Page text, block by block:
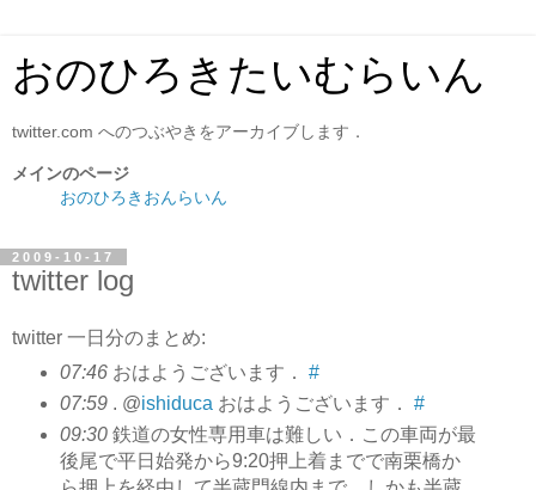
おのひろきたいむらいん
twitter.com へのつぶやきをアーカイブします．
メインのページ
おのひろきおんらいん
2009-10-17
twitter log
twitter 一日分のまとめ:
07:46おはようございます． #
07:59. @ishiduca おはようございます． #
09:30鉄道の女性専用車は難しい．この車両が最
後尾で平日始発から9:20押上着までで南栗橋か